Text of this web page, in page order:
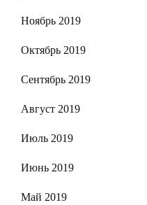
Ноябрь 2019
Октябрь 2019
Сентябрь 2019
Август 2019
Июль 2019
Июнь 2019
Май 2019